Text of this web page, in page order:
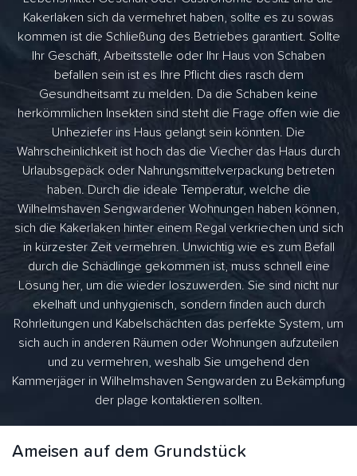
Kakerlaken sich da vermehret haben, sollte es zu sowas
kommen ist die Schließung des Betriebes garantiert. Sollte
Ihr Geschäft, Arbeitsstelle oder Ihr Haus von Schaben
befallen sein ist es Ihre Pflicht dies rasch dem
Gesundheitsamt zu melden. Da die Schaben keine
herkömmlichen Insekten sind steht die Frage offen wie die
Unheziefer ins Haus gelangt sein könnten. Die
Wahrscheinlichkeit ist hoch das die Viecher das Haus durch
Urlaubsgepäck oder Nahrungsmittelverpackung betreten
haben. Durch die ideale Temperatur, welche die
Wilhelmshaven Sengwardener Wohnungen haben können,
sich die Kakerlaken hinter einem Regal verkriechen und sich
in kürzester Zeit vermehren. Unwichtig wie es zum Befall
durch die Schädlinge gekommen ist, muss schnell eine
Lösung her, um die wieder loszuwerden. Sie sind nicht nur
ekelhaft und unhygienisch, sondern finden auch durch
Rohrleitungen und Kabelschächten das perfekte System, um
sich auch in anderen Räumen oder Wohnungen aufzuteilen
und zu vermehren, weshalb Sie umgehend den
Kammerjäger in Wilhelmshaven Sengwarden zu Bekämpfung
der plage kontaktieren sollten.
Ameisen auf dem Grundstück